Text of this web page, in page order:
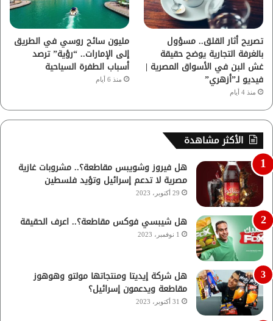
تصريح أثار القلق.. مسؤول
بالغرفة التجارية يوضح حقيقة
غش البن في الأسواق المصرية |
فيديو لـ”أزهري”
منذ 4 أيام
مليون سائح روسي في الطريق
إلى الإمارات.. “رؤية” ترصد
أسباب الطفرة السياحية
منذ 6 أيام
الأكثر مشاهدة
هل فيروز وشويبس مقاطعة؟.. مشروبات غازية
مصرية لا تدعم إسرائيل وتؤيد فلسطين
29 أكتوبر، 2023
هل شيبسي فوكس مقاطعة؟.. اعرف الحقيقة
1 نوفمبر، 2023
هل شركة إيديتا ومنتجاتها مولتو وهوهوز
مقاطعة ويدعمون إسرائيل؟
31 أكتوبر، 2023